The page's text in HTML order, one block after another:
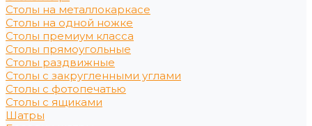
Столы на металлокаркасе
Столы на одной ножке
Столы премиум класса
Столы прямоугольные
Столы раздвижные
Столы с закругленными углами
Столы с фотопечатью
Столы с ящиками
Шатры